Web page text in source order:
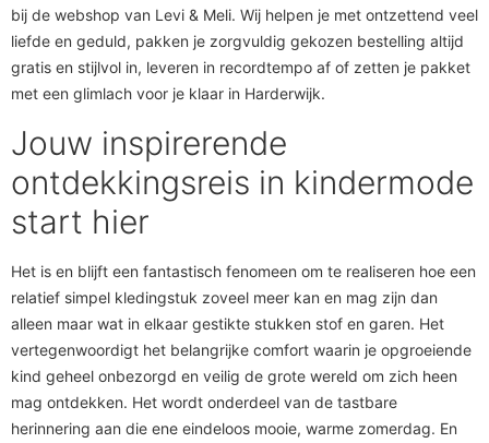
bij de webshop van Levi & Meli. Wij helpen je met ontzettend veel
liefde en geduld, pakken je zorgvuldig gekozen bestelling altijd
gratis en stijlvol in, leveren in recordtempo af of zetten je pakket
met een glimlach voor je klaar in Harderwijk.
Jouw inspirerende
ontdekkingsreis in kindermode
start hier
Het is en blijft een fantastisch fenomeen om te realiseren hoe een
relatief simpel kledingstuk zoveel meer kan en mag zijn dan
alleen maar wat in elkaar gestikte stukken stof en garen. Het
vertegenwoordigt het belangrijke comfort waarin je opgroeiende
kind geheel onbezorgd en veilig de grote wereld om zich heen
mag ontdekken. Het wordt onderdeel van de tastbare
herinnering aan die ene eindeloos mooie, warme zomerdag. En